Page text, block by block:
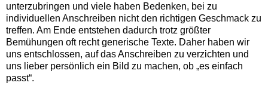
unterzubringen und viele haben Bedenken, bei zu
individuellen Anschreiben nicht den richtigen Geschmack zu
treffen. Am Ende entstehen dadurch trotz größter
Bemühungen oft recht generische Texte. Daher haben wir
uns entschlossen, auf das Anschreiben zu verzichten und
uns lieber persönlich ein Bild zu machen, ob „es einfach
passt“.